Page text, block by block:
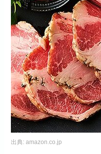
出典:amazon.co.jp